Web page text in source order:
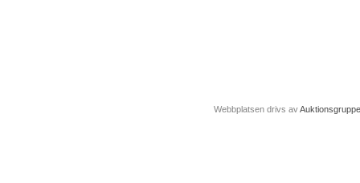
Webbplatsen drivs av